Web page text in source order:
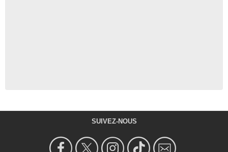
SUIVEZ-NOUS